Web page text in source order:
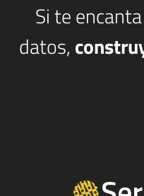
Si te
datos,